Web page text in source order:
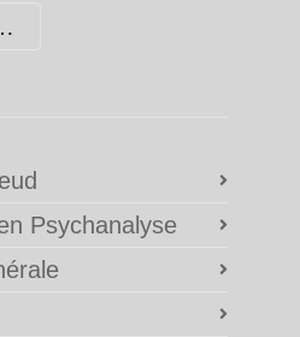
Psychanalyse